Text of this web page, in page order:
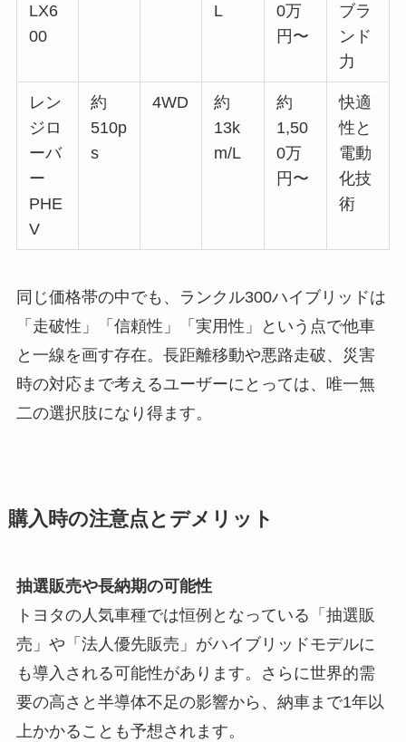
LX6
00
L
0万
円〜
ブラ
ンド
力
レン
ジロ
ーバ
ー
PHE
V
約
510p
s
4WD
約
13k
m/L
約
1,50
0万
円〜
快適
性と
電動
化技
術
同じ価格帯の中でも、ランクル300ハイブリッドは
「走破性」「信頼性」「実用性」という点で他車
と一線を画す存在。長距離移動や悪路走破、災害
時の対応まで考えるユーザーにとっては、唯一無
二の選択肢になり得ます。
購入時の注意点とデメリット
抽選販売や長納期の可能性
トヨタの人気車種では恒例となっている「抽選販
売」や「法人優先販売」がハイブリッドモデルに
も導入される可能性があります。さらに世界的需
要の高さと半導体不足の影響から、納車まで1年以
上かかることも予想されます。